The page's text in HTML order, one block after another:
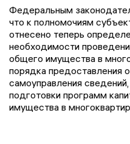
Федеральным
что к полномочиям
отнесено теперь
необходимости
общего имущества в
порядка предоставления
самоуправления
подготовки программ
имущества в